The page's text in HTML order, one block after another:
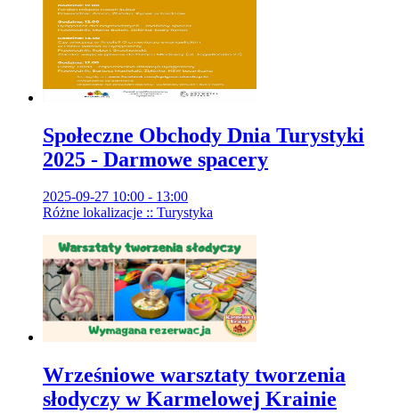
Społeczne Obchody Dnia Turystyki
2025 - Darmowe spacery
2025-09-27 10:00 - 13:00
Różne lokalizacje :: Turystyka
Wrześniowe warsztaty tworzenia
słodyczy w Karmelowej Krainie